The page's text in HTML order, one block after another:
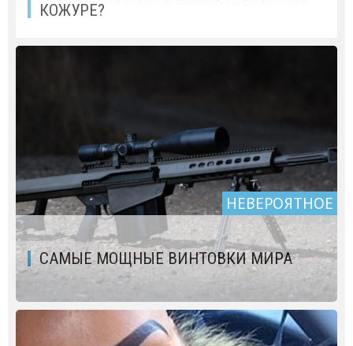
КОЖУРЕ?
НЕВЕРОЯТНОЕ
САМЫЕ МОЩНЫЕ ВИНТОВКИ МИРА